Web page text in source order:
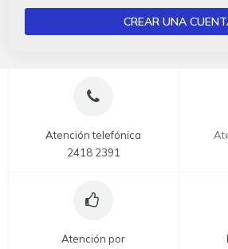
CREAR UNA
Atención telefónica
2418 2391
Atención por